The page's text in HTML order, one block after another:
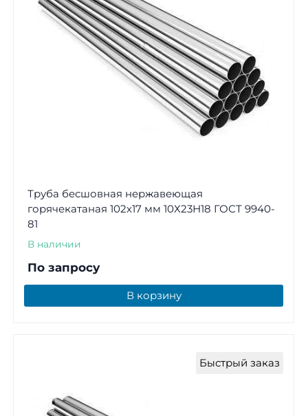
Труба бесшовная нержавеющая
горячекатаная 102х17 мм 10Х23Н18 ГОСТ 9940-
81
В наличии
По запросу
В корзину
Быстрый заказ